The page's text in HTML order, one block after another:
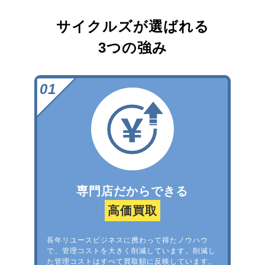
サイクルズが選ばれる
3つの強み
専門店だからできる
高価買取
長年リユースビジネスに携わって得たノウハウ
で、管理コストを大きく削減しています。削減し
た管理コストはすべて買取額に反映しています。